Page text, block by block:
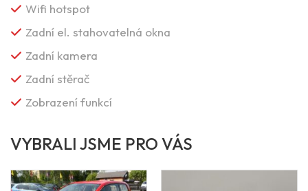
Wifi hotspot
Zadní el. stahovatelná okna
Zadní kamera
Zadní stěrač
Zobrazení funkcí
VYBRALI JSME PRO VÁS